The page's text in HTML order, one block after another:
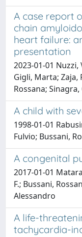
A case report
chain
heart failure:
presentation
2023-01-01
Gigli, Marta; Zaja,
Rossana;
A child with
1998-01-01
Fulvio; Bussani,
A congenital
2017-01-01
F.; Bussani,
Alessandro
A life-
tachycardia-